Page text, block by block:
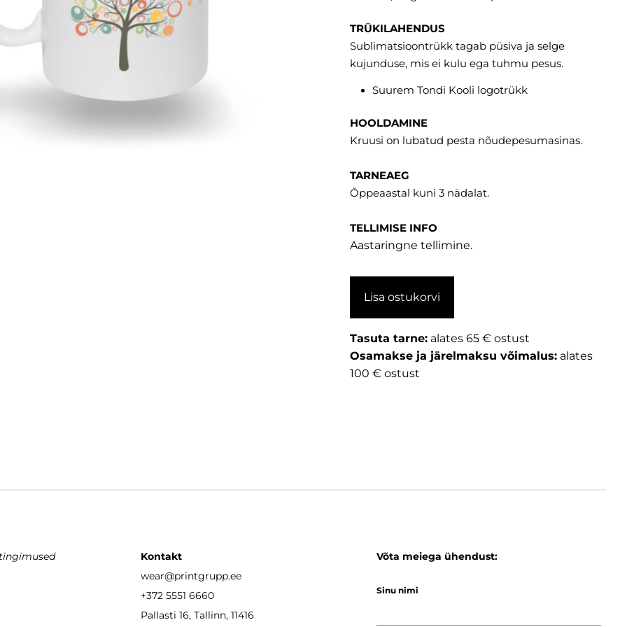
TRÜKILAHENDUS
Sublimatsioontrükk tagab püsiva ja selge
kujunduse, mis ei kulu ega tuhmu pesus.
Suurem Tondi Kooli logotrükk
HOOLDAMINE
Kruusi on lubatud pesta nõudepesumasinas.
TARNEAEG
Õppeaastal kuni 3 nädalat.
TELLIMISE INFO
Aastaringne tellimine.
Lisa ostukorvi
Tasuta tarne: alates 65 € ostust
Osamakse ja järelmaksu võimalus: alates
100 € ostust
Kontakt
wear@printgrupp.ee
+372 5551 6660
Pallasti 16, Tallinn, 11416
Võta meiega ühendust:
Sinu nimi